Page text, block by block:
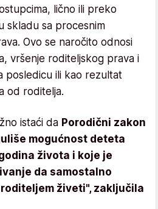
lično ili preko
skladu sa procesnim
Ovo se naročito odnosi
vršenje roditeljskog prava i
posledicu ili kao rezultat
od roditelja.
istaći da Porodični zakon
mogućnost deteta
života i koje je
da samostalno
živeti", zaključila